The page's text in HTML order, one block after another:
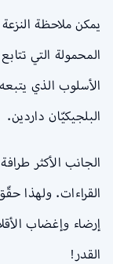
يمكن ملاحظة
المحمولة التي
الأسلوب الذي
البلجيكيّان داردين.
الجانب الأكثر
القراءات. ولهذا
إرضاء وإغضاب
القدر!